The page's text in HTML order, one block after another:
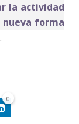
la actividad
nueva forma
.
0